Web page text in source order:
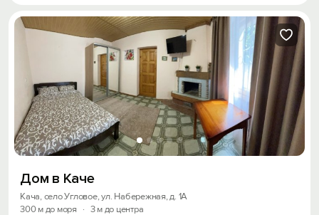
Дом в Каче
Кача, село Угловое, ул. Набережная, д. 1А
300 м до моря
· 3 м до центра